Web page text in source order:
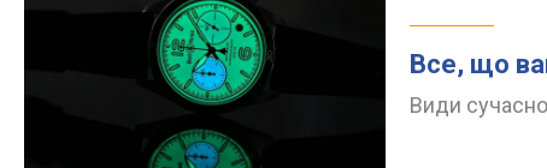
Все, що
Види